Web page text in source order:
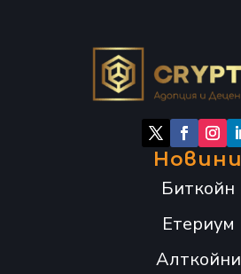
Новини
Биткойн
Етериум
Алткойни